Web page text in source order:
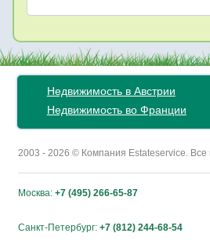
Недвижимость в Австрии
Недвижимость во Франции
2003 - 2026 © Компания Estateservice.
Москва: +7 (495) 266-65-87
Санкт-Петербург: +7 (812) 244-68-54